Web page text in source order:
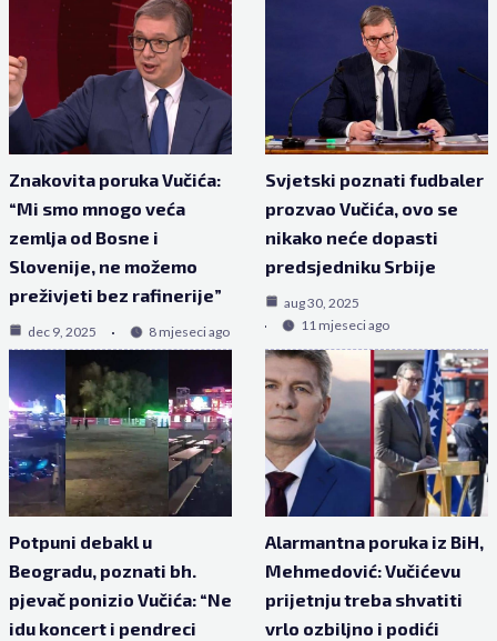
Znakovita poruka Vučića:
“Mi smo mnogo veća
zemlja od Bosne i
Slovenije, ne možemo
preživjeti bez rafinerije”
dec 9, 2025 8 mjeseci ago
Svjetski poznati fudbaler
prozvao Vučića, ovo se
nikako neće dopasti
predsjedniku Srbije
aug 30, 2025
11 mjeseci ago
Potpuni debakl u
Beogradu, poznati bh.
pjevač ponizio Vučića: “Ne
idu koncert i pendreci
Alarmantna poruka iz BiH,
Mehmedović: Vučićevu
prijetnju treba shvatiti
vrlo ozbiljno i podići